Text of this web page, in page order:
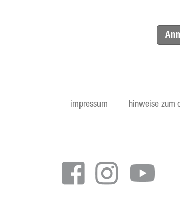
impressum hinweise zum